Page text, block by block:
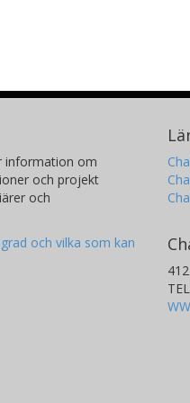
information om
och projekt
och
och vilka som kan